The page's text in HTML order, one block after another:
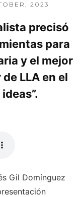
2023
precisó
para
y el mejor
LLA en el
Gil Domínguez